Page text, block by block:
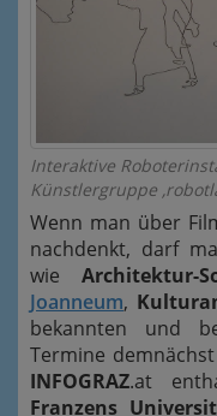
Interaktive
Künstlergruppe
Wenn man über
nachdenkt, darf
wie Architektur-
Joanneum,
bekannten und
Termine
INFOGRAZ.at
Franzens